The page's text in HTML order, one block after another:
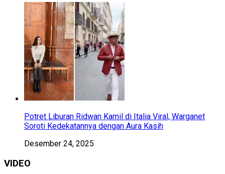
Potret Liburan Ridwan Kamil di Italia Viral, Warganet
Soroti Kedekatannya dengan Aura Kasih
Desember 24, 2025
VIDEO